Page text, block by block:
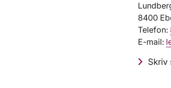
8400
Telefon:
E-mail:
Skriv